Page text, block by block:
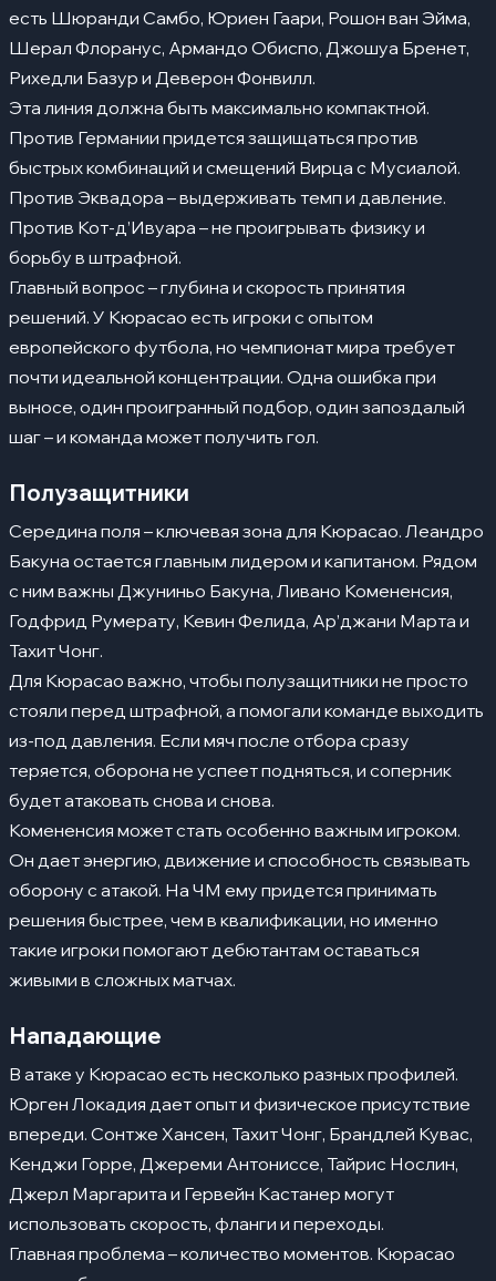
есть Шюранди Самбо, Юриен Гаари, Рошон ван Эйма,
Шерал Флоранус, Армандо Обиспо, Джошуа Бренет,
Рихедли Базур и Деверон Фонвилл.
Эта линия должна быть максимально компактной.
Против Германии придется защищаться против
быстрых комбинаций и смещений Вирца с Мусиалой.
Против Эквадора – выдерживать темп и давление.
Против Кот-д’Ивуара – не проигрывать физику и
борьбу в штрафной.
Главный вопрос – глубина и скорость принятия
решений. У Кюрасао есть игроки с опытом
европейского футбола, но чемпионат мира требует
почти идеальной концентрации. Одна ошибка при
выносе, один проигранный подбор, один запоздалый
шаг – и команда может получить гол.
Полузащитники
Середина поля – ключевая зона для Кюрасао. Леандро
Бакуна остается главным лидером и капитаном. Рядом
с ним важны Джуниньо Бакуна, Ливано Комененсия,
Годфрид Румерату, Кевин Фелида, Ар’джани Марта и
Тахит Чонг.
Для Кюрасао важно, чтобы полузащитники не просто
стояли перед штрафной, а помогали команде выходить
из-под давления. Если мяч после отбора сразу
теряется, оборона не успеет подняться, и соперник
будет атаковать снова и снова.
Комененсия может стать особенно важным игроком.
Он дает энергию, движение и способность связывать
оборону с атакой. На ЧМ ему придется принимать
решения быстрее, чем в квалификации, но именно
такие игроки помогают дебютантам оставаться
живыми в сложных матчах.
Нападающие
В атаке у Кюрасао есть несколько разных профилей.
Юрген Локадия дает опыт и физическое присутствие
впереди. Сонтже Хансен, Тахит Чонг, Брандлей Кувас,
Кенджи Горре, Джереми Антониссе, Тайрис Нослин,
Джерл Маргарита и Гервейн Кастанер могут
использовать скорость, фланги и переходы.
Главная проблема – количество моментов. Кюрасао